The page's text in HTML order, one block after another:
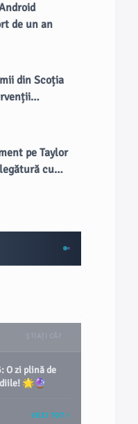
de un an
din Scoția
pe Taylor
cu
O zi plină de
🌟🔮
VEZI TOT